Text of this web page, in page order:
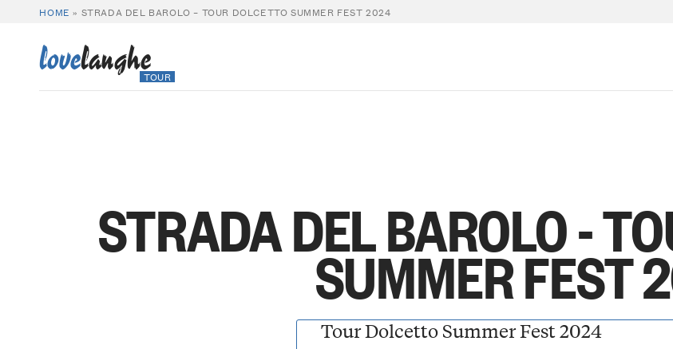
HOME » STRADA DEL BAROLO – TOUR DOLCETTO SUMMER FEST 2024
lovelanghe
TOUR
STRADA DEL BAROLO -
SUMMER FEST
Tour Dolcetto Summer Fest 2024